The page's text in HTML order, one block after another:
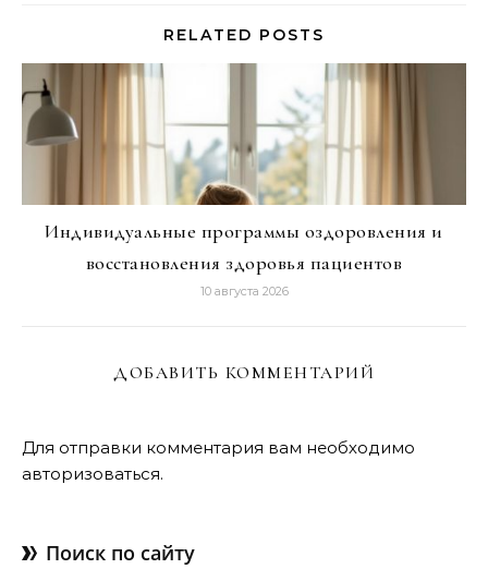
RELATED POSTS
Индивидуальные программы оздоровления и
восстановления здоровья пациентов
10 августа 2026
ДОБАВИТЬ КОММЕНТАРИЙ
Для отправки комментария вам необходимо
авторизоваться.
Поиск по сайту